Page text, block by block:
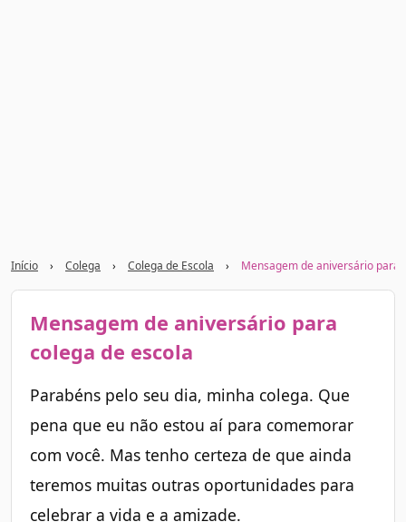
Início › Colega › Colega de Escola › Mensagem de aniversário para
Mensagem de aniversário para
colega de escola
Parabéns pelo seu dia, minha colega. Que
pena que eu não estou aí para comemorar
com você. Mas tenho certeza de que ainda
teremos muitas outras oportunidades para
celebrar a vida e a amizade.